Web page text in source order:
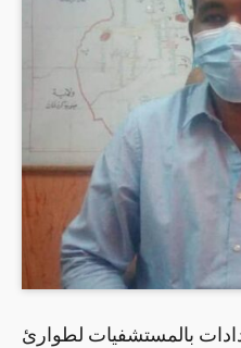
بالمستشفيات لطوارئ